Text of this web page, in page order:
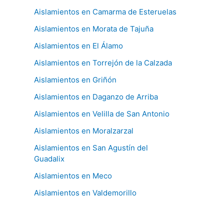
Aislamientos en Camarma de Esteruelas
Aislamientos en Morata de Tajuña
Aislamientos en El Álamo
Aislamientos en Torrejón de la Calzada
Aislamientos en Griñón
Aislamientos en Daganzo de Arriba
Aislamientos en Velilla de San Antonio
Aislamientos en Moralzarzal
Aislamientos en San Agustín del
Guadalix
Aislamientos en Meco
Aislamientos en Valdemorillo